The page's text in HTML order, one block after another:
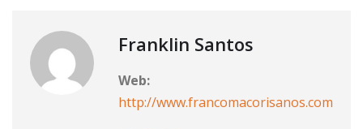
Franklin Santos
Web:
http://www.francomacorisanos.com